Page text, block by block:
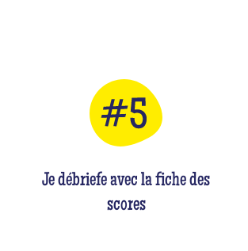
Je débriefe avec la fiche des
scores